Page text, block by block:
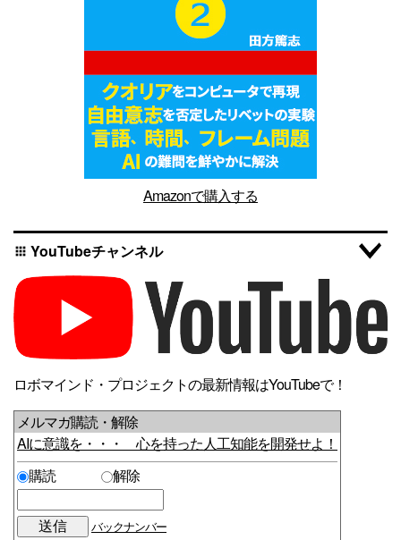
Amazonで購入する
apps YouTubeチャンネル
ロボマインド・プロジェクトの最新情報はYouTubeで！
メルマガ購読・解除
AIに意識を・・・ 心を持った人工知能を開発せよ！
購読
解除
バックナンバー